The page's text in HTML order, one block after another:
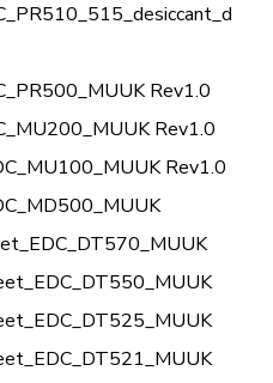
Rev1.0
Rev1.0
Rev1.0